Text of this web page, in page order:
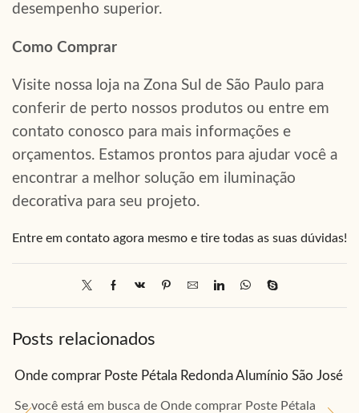
desempenho superior.
Como Comprar
Visite nossa loja na Zona Sul de São Paulo para
conferir de perto nossos produtos ou entre em
contato conosco para mais informações e
orçamentos. Estamos prontos para ajudar você a
encontrar a melhor solução em iluminação
decorativa para seu projeto.
Entre em contato agora mesmo e tire todas as suas dúvidas!
Posts relacionados
Onde comprar Poste Pétala Redonda Alumínio São José
Se você está em busca de Onde comprar Poste Pétala